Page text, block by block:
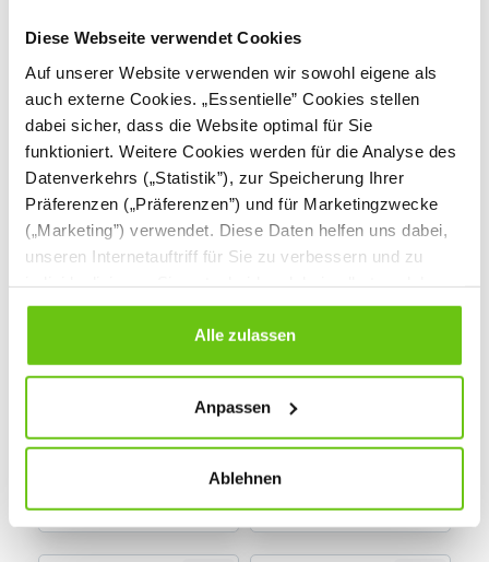
Diese Webseite verwendet Cookies
Auf unserer Website verwenden wir sowohl eigene als
auch externe Cookies. „Essentielle” Cookies stellen
dabei sicher, dass die Website optimal für Sie
funktioniert. Weitere Cookies werden für die Analyse des
Datenverkehrs („Statistik”), zur Speicherung Ihrer
Präferenzen („Präferenzen”) und für Marketingzwecke
(„Marketing”) verwendet. Diese Daten helfen uns dabei,
unseren Internetauftriff für Sie zu verbessern und zu
Cookies Sie erlauben. Verweigern Sie Ihre Zustimmung,
wählen Sie „Alle ablehnen” – in diesem Fall werden nur
Daten verarbeitet, die für den Besuch unserer Website
jederzeit ändern, indem Sie auf die Schaltfläche unten
links klicken. Weitere Informationen zur Datennutzung
Alle zulassen
Anpassen
Ablehnen
Zweisitzer Inflamea 1,
Sessel Inflamea 1, mit